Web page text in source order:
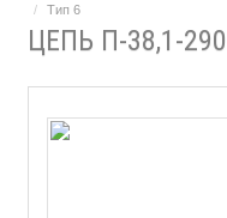
Тип 6
ЦЕПЬ П-38,1-